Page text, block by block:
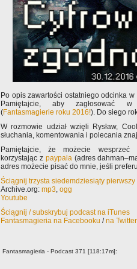
Po opis zawartości ostatniego odcinka
Pamiętajcie, aby zagłosować w
(Fantasmagierie roku 2016!). Do siego
W rozmowie udział wzięli Rysław,
słuchania, komentowania i polecania
Pamiętajcie, że możecie wesprzeć
korzystając z paypala(adres
adres możecie pisać do mnie, jeśli
Ściągnij trzysta siedemdziesiąty
Archive.org: mp3, ogg
Youtube
Ściągnij / subskrybuj podcast na iTunes
Fantasmagieria na Facebooku /na
Fantasmagieria - Podcast 371 [118:17m]: